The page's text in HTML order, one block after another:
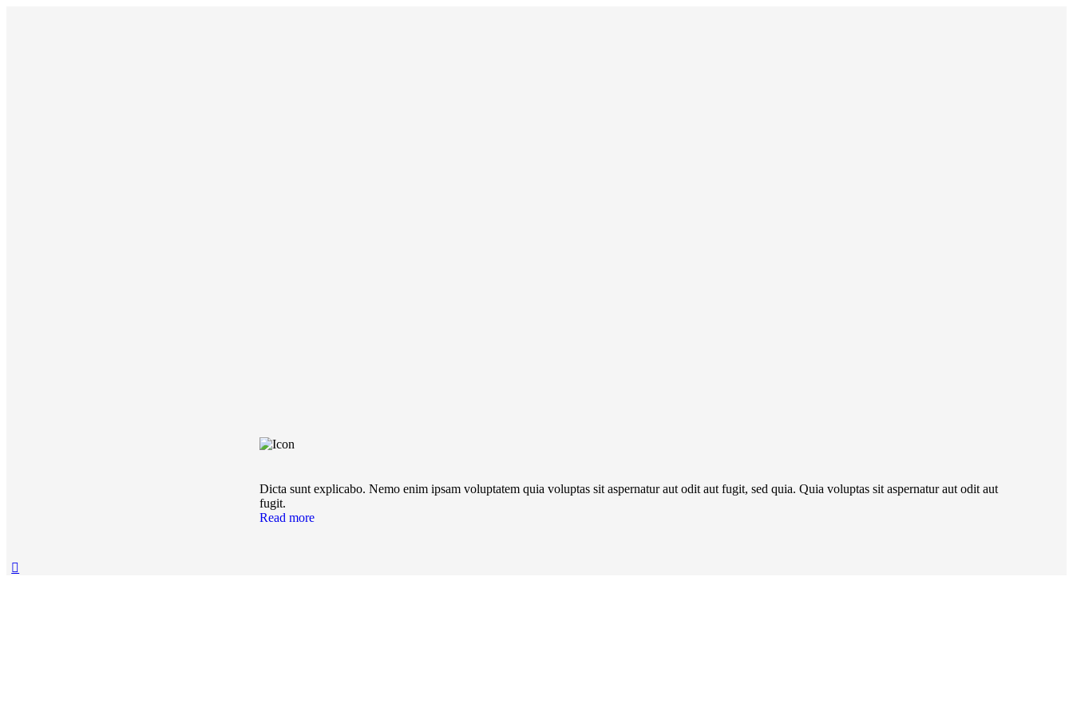
Dicta sunt explicabo. Nemo enim ipsam voluptatem quia voluptas sit aspernatur aut odit aut fugit, sed quia. Quia voluptas sit aspernatur aut odit aut
fugit.
Read more